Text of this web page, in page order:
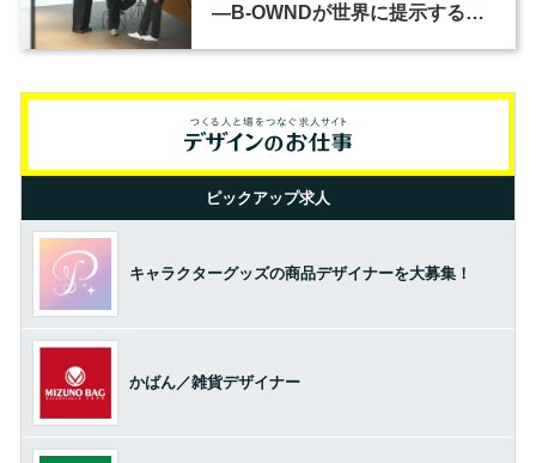
―B-OWNDが世界に提示する美
ピックアップ求人
キャラクターグッズの商品デザイナーを大募集！
かばん／雑貨デザイナー